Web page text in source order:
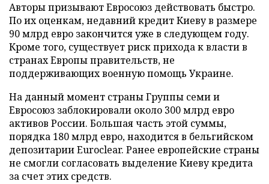
Авторы призывают Евросоюз действовать быстро.
По их оценкам, недавний кредит Киеву в размере
90 млрд евро закончится уже в следующем году.
Кроме того, существует риск прихода к власти в
странах Европы правительств, не
поддерживающих военную помощь Украине.
На данный момент страны Группы семи и
Евросоюз заблокировали около 300 млрд евро
активов России. Большая часть этой суммы,
порядка 180 млрд евро, находится в бельгийском
депозитарии Euroclear. Ранее европейские страны
не смогли согласовать выделение Киеву кредита
за счет этих средств.